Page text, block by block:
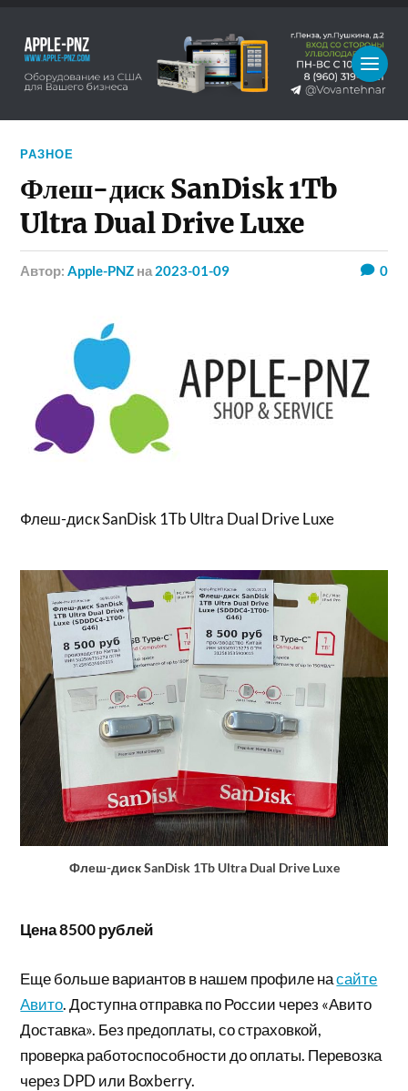
РАЗНОЕ
Флеш-диск SanDisk 1Tb
Ultra Dual Drive Luxe
Автор:Apple-PNZ на 2023-01-09 0
Флеш-диск SanDisk 1Tb Ultra Dual Drive Luxe
Флеш-диск SanDisk 1Tb Ultra Dual Drive Luxe
Цена 8500 рублей
Еще больше вариантов в нашем профиле насайте
Авито. Доступна отправка по России через «Авито
Доставка». Без предоплаты, со страховкой,
проверка работоспособности до оплаты. Перевозка
через DPD или Boxberry.